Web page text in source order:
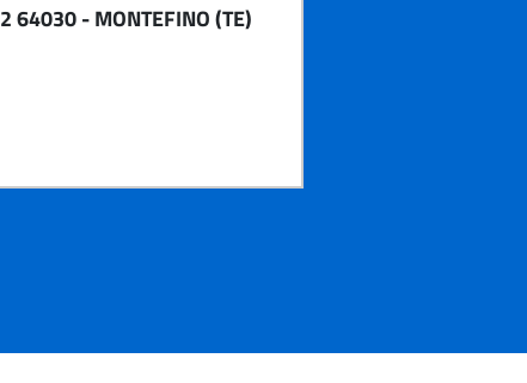
64030 - MONTEFINO (TE)